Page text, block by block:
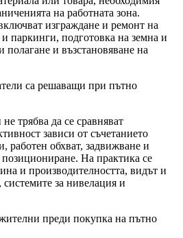
на работната зона.
изграждане и ремонт на
паркинги, подготовка на земна и
и възстановяване на
са решаващи при пътно
трябва да се сравняват
зависи от съчетанието
работен обхват, задвижване и
На практика се
и производителността, видът и
системите за нивелация и
преди покупка на пътно